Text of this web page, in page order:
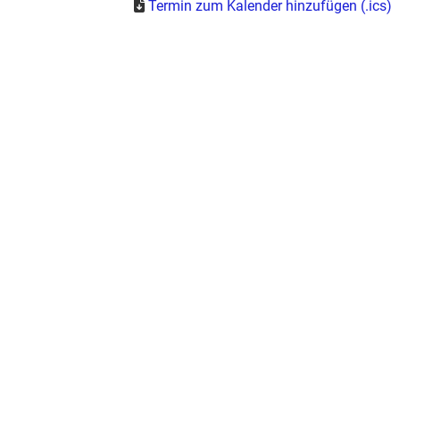
Termin zum Kalender hinzufügen (.ics)